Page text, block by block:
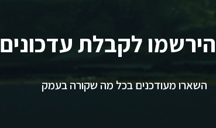
הירשמו לקבלת עדכונים
השארו מעודכנים בכל מה שקורה בעמק